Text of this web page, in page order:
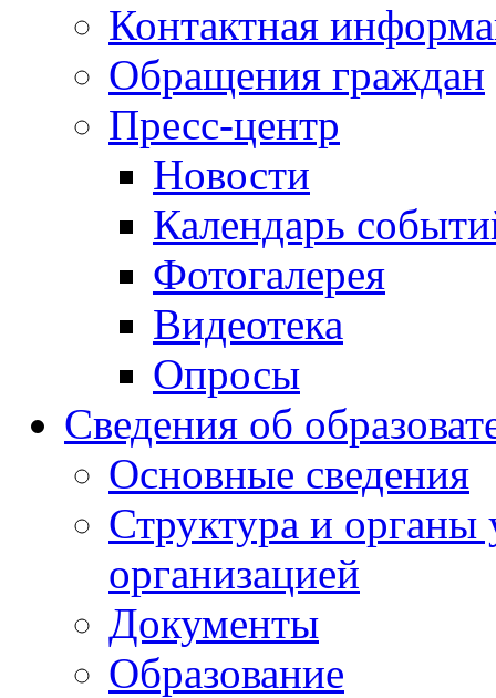
Контактная
Обращения граждан
Пресс-центр
Новости
Календарь
Фотогалерея
Видеотека
Опросы
Сведения об
Основные сведения
Структура и органы
организацией
Документы
Образование